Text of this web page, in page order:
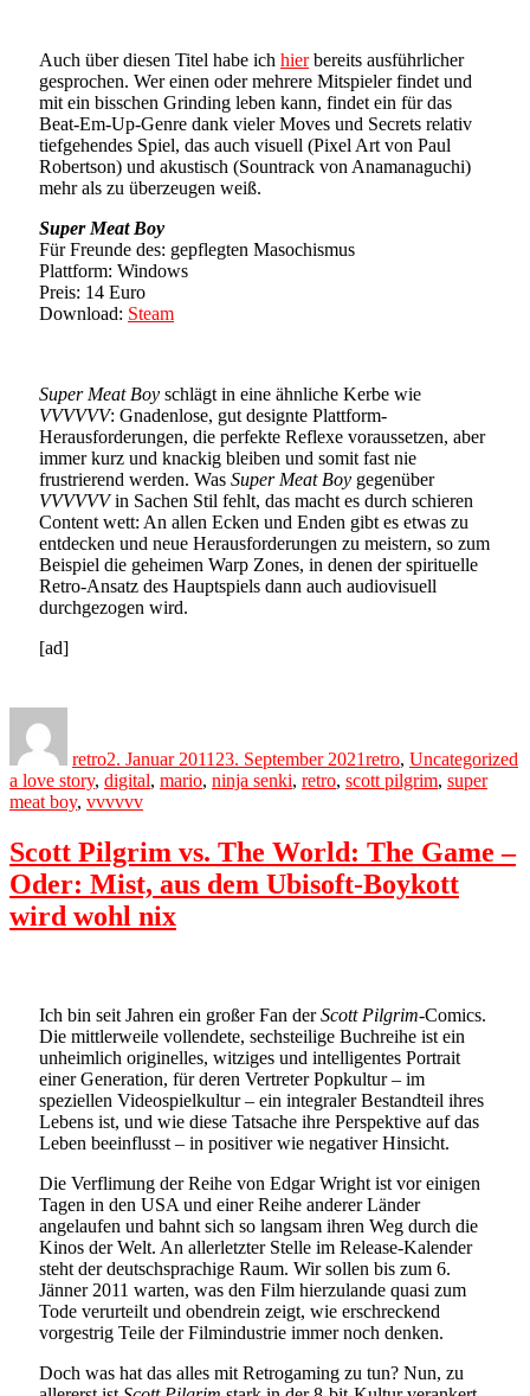
Auch über diesen Titel habe ich hierbereits ausführlicher
gesprochen. Wer einen oder mehrere Mitspieler findet und
mit ein bisschen Grinding leben kann, findet ein für das
Beat-Em-Up-Genre dank vieler Moves und Secrets relativ
tiefgehendes Spiel, das auch visuell (Pixel Art von Paul
Robertson) und akustisch (Sountrack von Anamanaguchi)
mehr als zu überzeugen weiß.
Super Meat Boy
Für Freunde des: gepflegten Masochismus
Plattform: Windows
Preis: 14 Euro
Download: Steam
Super Meat Boy schlägt in eine ähnliche Kerbe wie
VVVVVV: Gnadenlose, gut designte Plattform-
Herausforderungen, die perfekte Reflexe voraussetzen, aber
immer kurz und knackig bleiben und somit fast nie
frustrierend werden. Was Super Meat Boy gegenüber
VVVVVVin Sachen Stil fehlt, das macht es durch schieren
Content wett: An allen Ecken und Enden gibt es etwas zu
entdecken und neue Herausforderungen zu meistern, so zum
Beispiel die geheimen Warp Zones, in denen der spirituelle
Retro-Ansatz des Hauptspiels dann auch audiovisuell
durchgezogen wird.
[ad]
retro2. Januar 2011 23. September 2021retro, Uncategorized
a love story, digital, mario, ninja senki, retro, scott pilgrim, super
meat boy, vvvvvv
Scott Pilgrim vs. The World: The Game –
Oder: Mist, aus dem Ubisoft-Boykott
wird wohl nix
Ich bin seit Jahren ein großer Fan derScott Pilgrim-Comics.
Die mittlerweile vollendete, sechsteilige Buchreihe ist ein
unheimlich originelles, witziges und intelligentes Portrait
einer Generation, für deren Vertreter Popkultur – im
speziellen Videospielkultur – ein integraler Bestandteil ihres
Lebens ist, und wie diese Tatsache ihre Perspektive auf das
Leben beeinflusst – in positiver wie negativer Hinsicht.
Die Verflimung der Reihe von Edgar Wright ist vor einigen
Tagen in den USA und einer Reihe anderer Länder
angelaufen und bahnt sich so langsam ihren Weg durch die
Kinos der Welt. An allerletzter Stelle im Release-Kalender
steht der deutschsprachige Raum. Wir sollen bis zum 6.
Jänner 2011 warten, was den Film hierzulande quasi zum
Tode verurteilt und obendrein zeigt, wie erschreckend
vorgestrig Teile der Filmindustrie immer noch denken.
Doch was hat das alles mit Retrogaming zu tun? Nun, zu